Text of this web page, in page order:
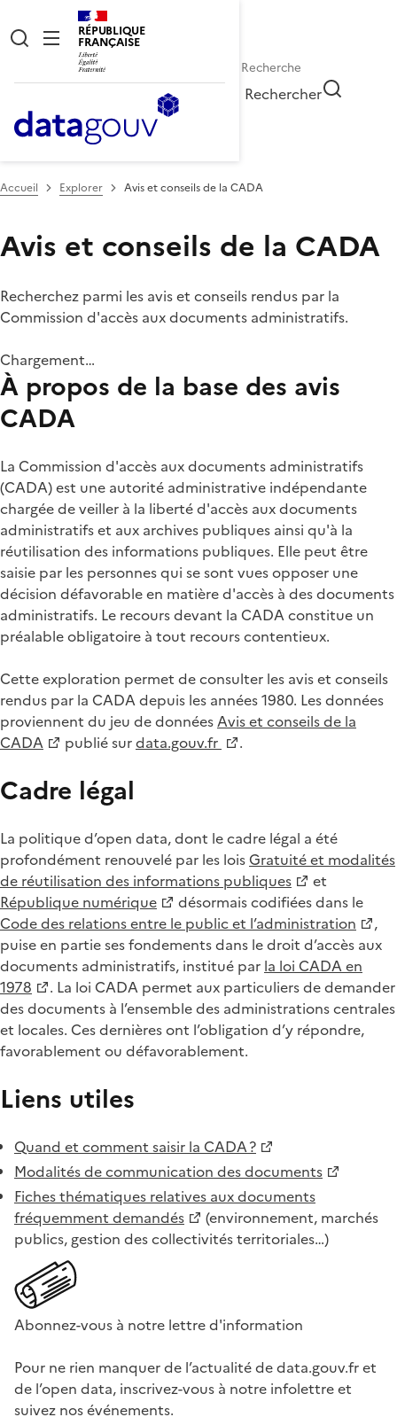
RÉPUBLIQUE
FRANÇAISE
Rechercher
Accueil Explorer Avis et conseils de la CADA
Avis et conseils de la CADA
Recherchez parmi les avis et conseils rendus par la
Commission d'accès aux documents administratifs.
Chargement…
À propos de la base des avis
CADA
La Commission d'accès aux documents administratifs
(CADA) est une autorité administrative indépendante
chargée de veiller à la liberté d'accès aux documents
administratifs et aux archives publiques ainsi qu'à la
réutilisation des informations publiques. Elle peut être
saisie par les personnes qui se sont vues opposer une
décision défavorable en matière d'accès à des documents
administratifs. Le recours devant la CADA constitue un
préalable obligatoire à tout recours contentieux.
Cette exploration permet de consulter les avis et conseils
rendus par la CADA depuis les années 1980. Les données
proviennent du jeu de donnéesAvis et conseils de la
CADA
publié surdata.gouv.fr .
Cadre légal
La politique d’open data, dont le cadre légal a été
profondément renouvelé par les loisGratuité et modalités
de réutilisation des informations publiques
et
République numérique
désormais codifiées dans le
Code des relations entre le public et l’administration
,
puise en partie ses fondements dans le droit d’accès aux
documents administratifs, institué par la loi CADA en
1978
. La loi CADA permet aux particuliers de demander
des documents à l’ensemble des administrations centrales
et locales. Ces dernières ont l’obligation d’y répondre,
favorablement ou défavorablement.
Liens utiles
Quand et comment saisir la CADA ?
Modalités de communication des documents
Fiches thématiques relatives aux documents
fréquemment demandés
(environnement, marchés
publics, gestion des collectivités territoriales…)
Abonnez-vous à notre lettre d'information
Pour ne rien manquer de l’actualité de data.gouv.fr et
de l’open data, inscrivez-vous à notre infolettre et
suivez nos événements.